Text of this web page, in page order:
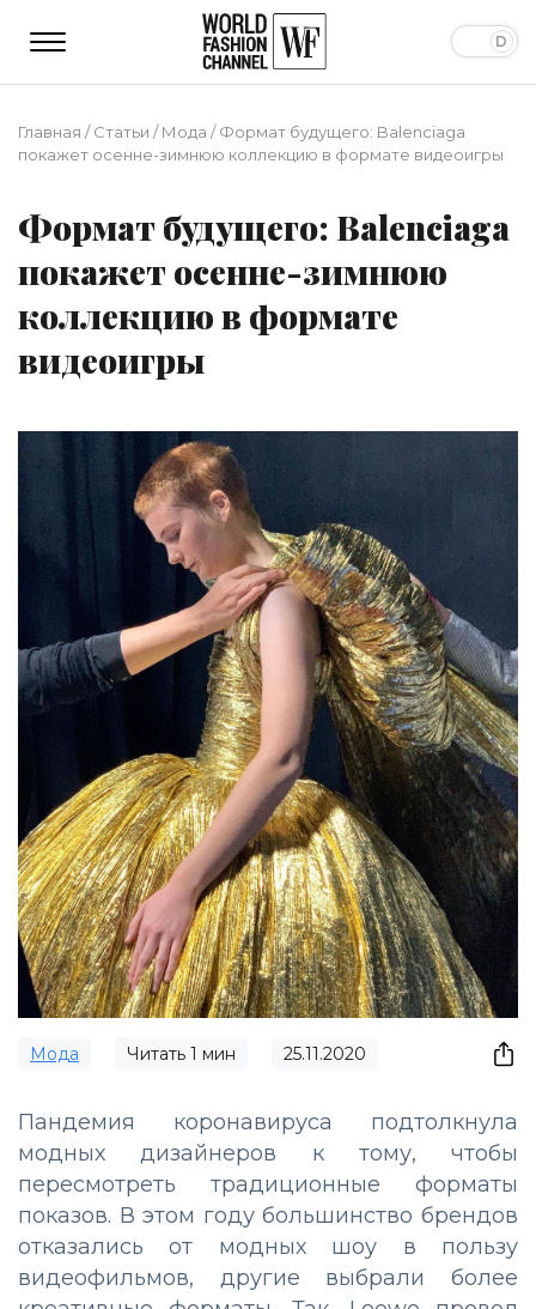
Главная /Статьи /Мода /Формат будущего: Balenciaga
покажет осенне-зимнюю коллекцию в формате видеоигры
Формат будущего: Balenciaga
покажет осенне-зимнюю
коллекцию в формате
видеоигры
Мода Читать 1 мин 25.11.2020
Пандемия коронавируса подтолкнула
модных дизайнеров к тому, чтобы
пересмотреть традиционные форматы
показов. В этом году большинство брендов
отказались от модных шоу в пользу
видеофильмов, другие выбрали более